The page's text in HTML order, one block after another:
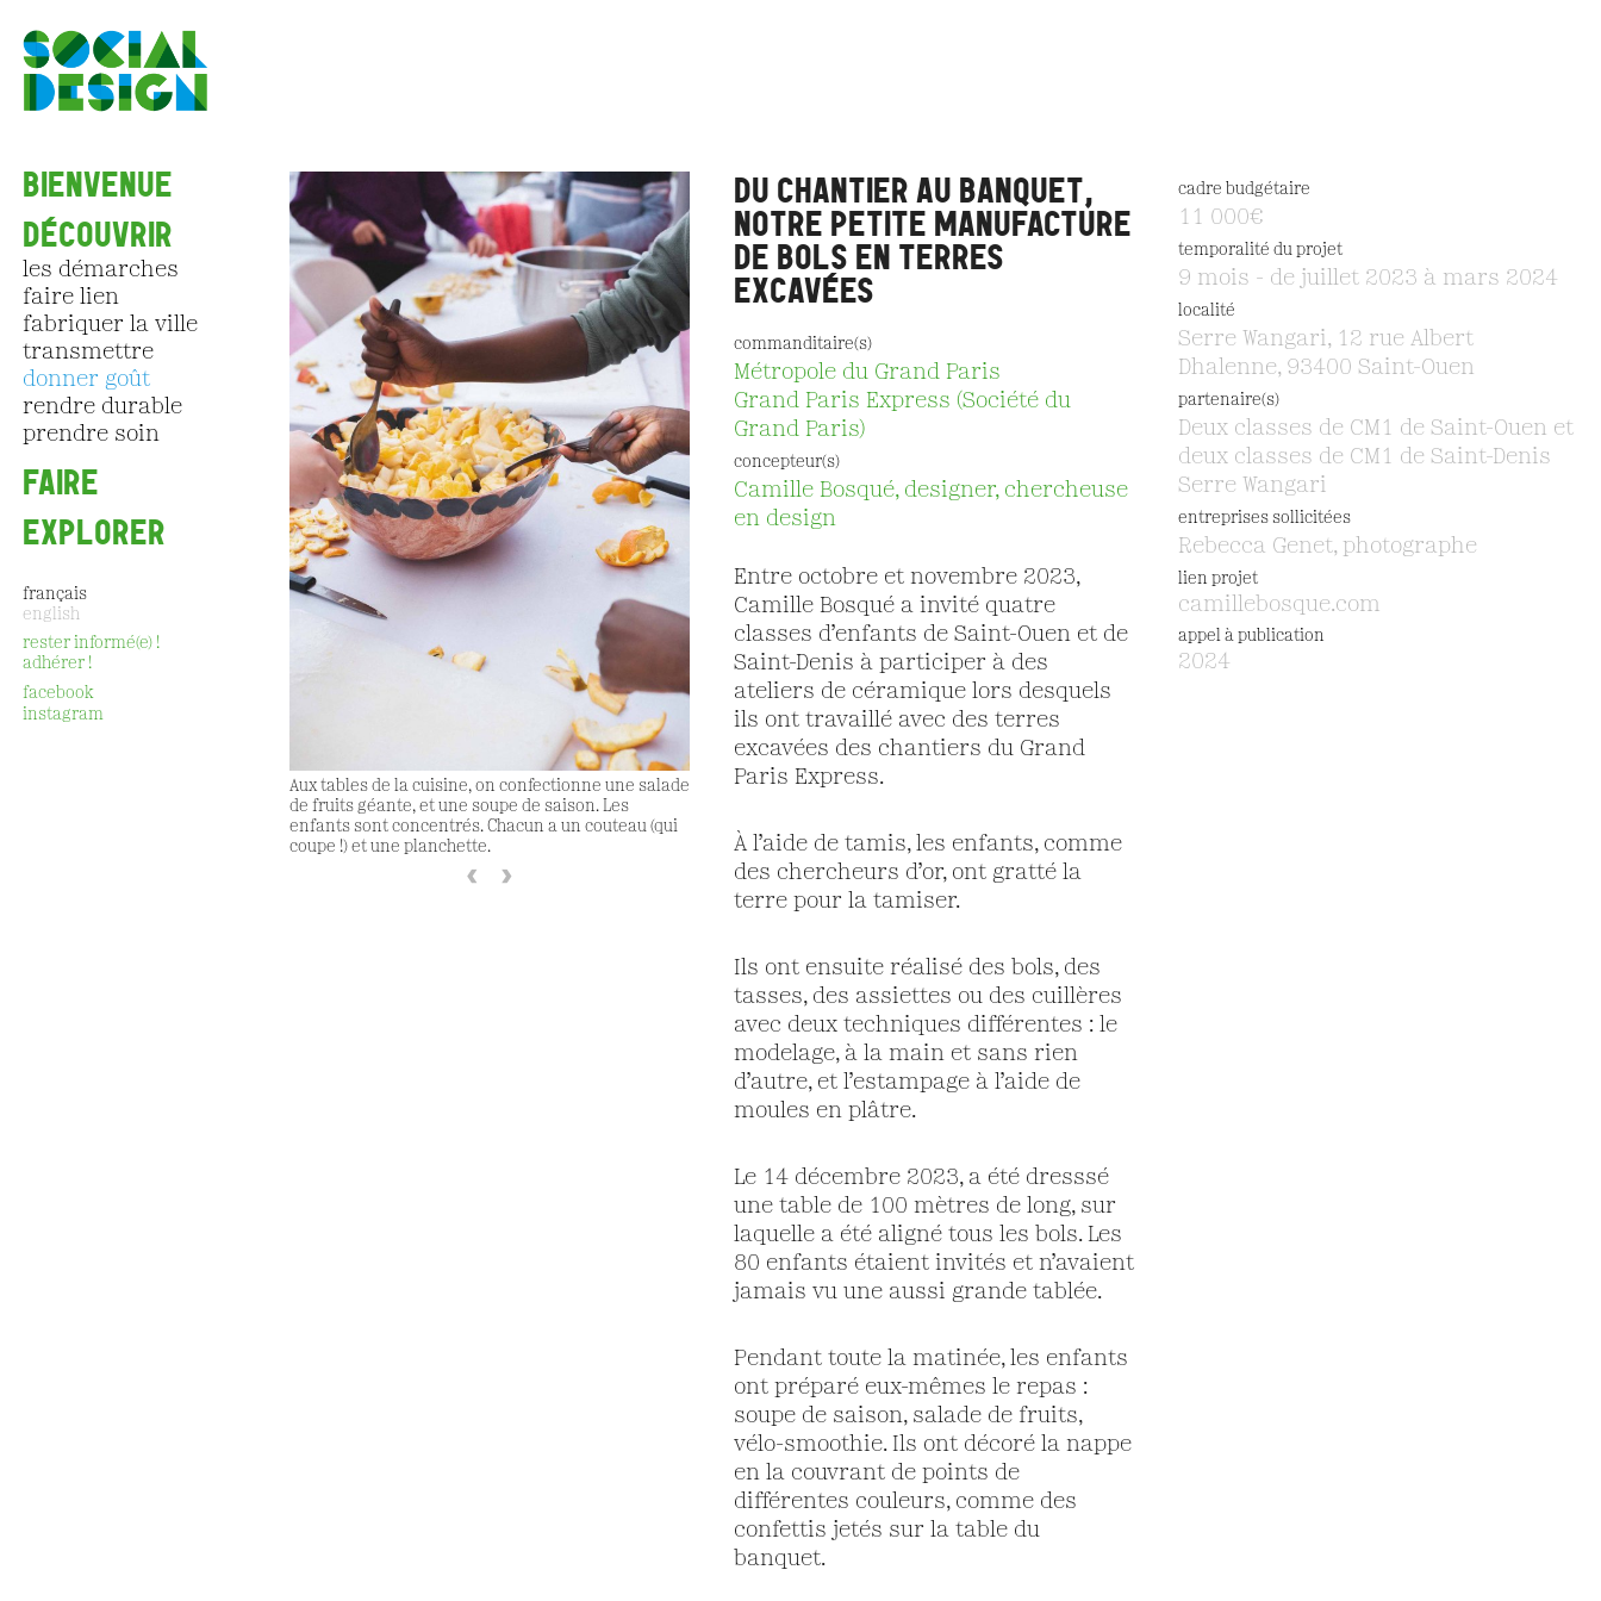
BIENVENUE
DÉCOUVRIR
les démarches
faire lien
fabriquer la ville
transmettre
donner goût
rendre durable
prendre soin
FAIRE
EXPLORER
français
english
rester informé(e) !
adhérer !
CONTACT
facebook
instagram
Aux tables de la cuisine, on confectionne une salade
de fruits géante, et une soupe de saison. Les
enfants sont concentrés. Chacun a un couteau (qui
coupe !) et une planchette.
‹ ›
DU CHANTIER AU BANQUET,
NOTRE PETITE MANUFACTURE
DE BOLS EN TERRES
EXCAVÉES
commanditaire(s)
Métropole du Grand Paris
Grand Paris Express (Société du
Grand Paris)
concepteur(s)
Camille Bosqué, designer, chercheuse
en design
Entre octobre et novembre 2023,
Camille Bosqué a invité quatre
classes d’enfants de Saint-Ouen et de
Saint-Denis à participer à des
ateliers de céramique lors desquels
ils ont travaillé avec des terres
excavées des chantiers du Grand
Paris Express.
À l’aide de tamis, les enfants, comme
des chercheurs d’or, ont gratté la
terre pour la tamiser.
Ils ont ensuite réalisé des bols, des
tasses, des assiettes ou des cuillères
avec deux techniques différentes : le
modelage, à la main et sans rien
d’autre, et l’estampage à l’aide de
moules en plâtre.
Le 14 décembre 2023, a été dresssé
une table de 100 mètres de long, sur
laquelle a été aligné tous les bols. Les
80 enfants étaient invités et n’avaient
jamais vu une aussi grande tablée.
Pendant toute la matinée, les enfants
ont préparé eux-mêmes le repas :
soupe de saison, salade de fruits,
vélo-smoothie. Ils ont décoré la nappe
en la couvrant de points de
différentes couleurs, comme des
confettis jetés sur la table du
banquet.
cadre budgétaire
11 000€
temporalité du projet
9 mois - de juillet 2023 à mars 2024
localité
Serre Wangari, 12 rue Albert
Dhalenne, 93400 Saint-Ouen
partenaire(s)
Deux classes de CM1 de Saint-Ouen et
deux classes de CM1 de Saint-Denis
Serre Wangari
entreprises sollicitées
Rebecca Genet, photographe
lien projet
camillebosque.com
appel à publication
2024